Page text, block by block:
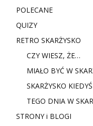
POLECANE
QUIZY
RETRO SKARŻYSKO
CZY WIESZ, ŻE…
MIAŁO BYĆ W
SKARŻYSKO
TEGO DNIA W
STRONY i BLOGI